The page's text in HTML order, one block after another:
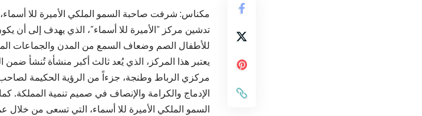
مكناس: شرفت صاحبة السمو الملكي الأميرة للا
تدشين مركز “الأميرة للا أسماء”، الذي يهدف إلى أن
للأطفال الصم وضعاف السمع من المدن والجماعات
يعتبر هذا المركز، الذي يُعد ثالث أكبر منشأة تُنشأ
مركزي الرباط وطنجة، جزءاً من الرؤية الحكيمة
الإدماج والكرامة والإنصاف في صميم تنمية المملكة.
السمو الملكي الأميرة للا أسماء، التي تسعى من خلال